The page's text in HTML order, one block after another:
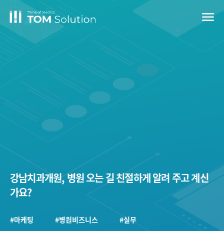
menu
강남치과개원, 병원 오는 길 친절하게 알려 주고 계신
가요?
#마케팅 #병원비즈니스 #실무